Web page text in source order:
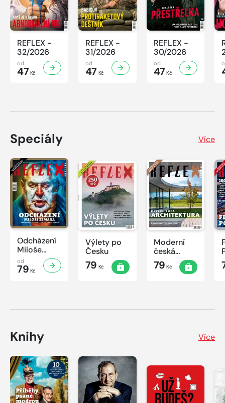
REFLEX -
32/2026
od
47 Kč
REFLEX -
31/2026
od
47 Kč
REFLEX -
30/2026
od
47Kč
Speciály Více
Odcházení
Miloše
Zemana
od
79 Kč
Výlety po
Česku
79 Kč
Moderní
česká
architektura
79 Kč
Knihy Více